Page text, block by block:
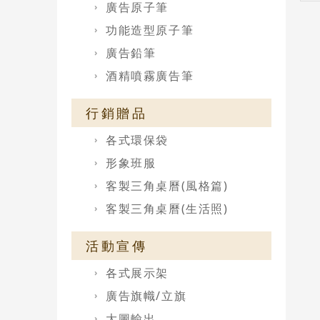
廣告原子筆
功能造型原子筆
廣告鉛筆
酒精噴霧廣告筆
行銷贈品
各式環保袋
形象班服
客製三角桌曆(風格篇)
客製三角桌曆(生活照)
活動宣傳
各式展示架
廣告旗幟/立旗